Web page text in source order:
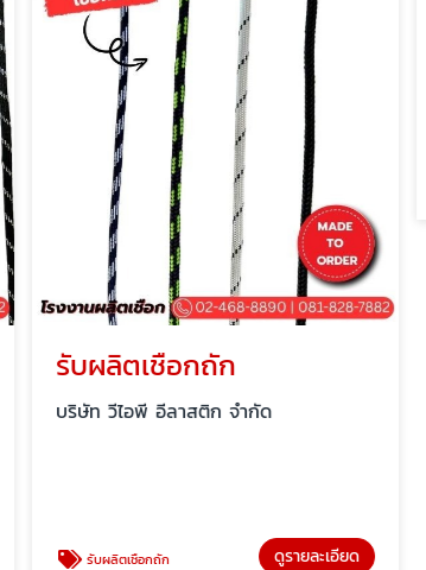
รับผลิตเชือกถัก
บริษัท วีไอพี อีลาสติก จำกัด
รับผลิตเชือกถัก ดูรายละเอียด
บริษั
รับผ